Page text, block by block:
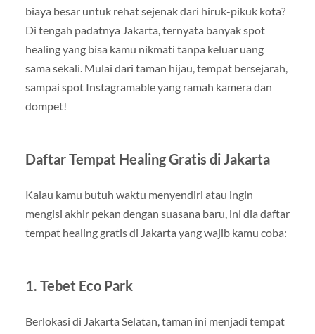
biaya besar untuk rehat sejenak dari hiruk-pikuk kota?
Di tengah padatnya Jakarta, ternyata banyak spot
healing yang bisa kamu nikmati tanpa keluar uang
sama sekali. Mulai dari taman hijau, tempat bersejarah,
sampai spot Instagramable yang ramah kamera dan
dompet!
Daftar Tempat Healing Gratis di Jakarta
Kalau kamu butuh waktu menyendiri atau ingin
mengisi akhir pekan dengan suasana baru, ini dia daftar
tempat healing gratis di Jakarta yang wajib kamu coba:
1. Tebet Eco Park
Berlokasi di Jakarta Selatan, taman ini menjadi tempat